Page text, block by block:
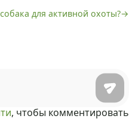
для активной охоты?
, чтобы комментировать